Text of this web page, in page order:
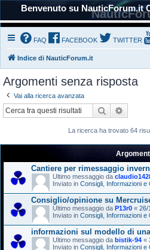
Benvenuto su NauticForum.it
FAQ FACEBOOK TWITTER
Indice di NauticForum.it
Argomenti senza risposta
Vai alla ricerca avanzata
Cerca
La ricerca ha trovato 64
Cantiere per rimessaggio
Ultimo messaggio da
Inviato in Consigli, Informazioni e
Consiglio/opinione su
Ultimo messaggio da P13r0 « 26/
Inviato in Consigli, Informazioni e
informazioni sul modello di
Ultimo messaggio da bistik-94 «
Inviato in Consigli, Informazioni e